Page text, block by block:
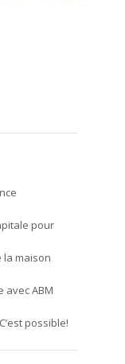
pour
la maison
avec ABM
possible!